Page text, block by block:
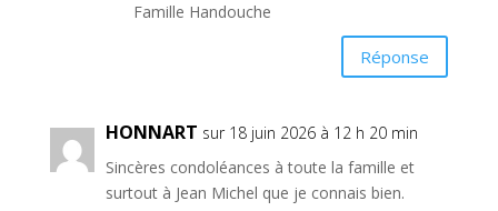
Famille Handouche
Réponse
HONNART sur 18 juin 2026 à 12 h 20 min
Sincères condoléances à toute la famille et
surtout à Jean Michel que je connais bien.